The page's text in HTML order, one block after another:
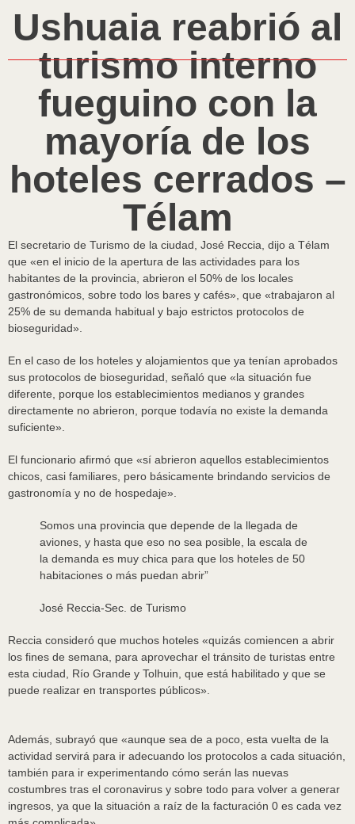
Ushuaia reabrió al
turismo interno
fueguino con la
mayoría de los
hoteles cerrados –
Télam
El secretario de Turismo de la ciudad, José Reccia, dijo a Télam
que «en el inicio de la apertura de las actividades para los
habitantes de la provincia, abrieron el 50% de los locales
gastronómicos, sobre todo los bares y cafés», que «trabajaron al
25% de su demanda habitual y bajo estrictos protocolos de
bioseguridad».
En el caso de los hoteles y alojamientos que ya tenían aprobados
sus protocolos de bioseguridad, señaló que «la situación fue
diferente, porque los establecimientos medianos y grandes
directamente no abrieron, porque todavía no existe la demanda
suficiente».
El funcionario afirmó que «sí abrieron aquellos establecimientos
chicos, casi familiares, pero básicamente brindando servicios de
gastronomía y no de hospedaje».
Somos una provincia que depende de la llegada de
aviones, y hasta que eso no sea posible, la escala de
la demanda es muy chica para que los hoteles de 50
habitaciones o más puedan abrir”
José Reccia-Sec. de Turismo
Reccia consideró que muchos hoteles «quizás comiencen a abrir
los fines de semana, para aprovechar el tránsito de turistas entre
esta ciudad, Río Grande y Tolhuin, que está habilitado y que se
puede realizar en transportes públicos».
Además, subrayó que «aunque sea de a poco, esta vuelta de la
actividad servirá para ir adecuando los protocolos a cada situación,
también para ir experimentando cómo serán las nuevas
costumbres tras el coronavirus y sobre todo para volver a generar
ingresos, ya que la situación a raíz de la facturación 0 es cada vez